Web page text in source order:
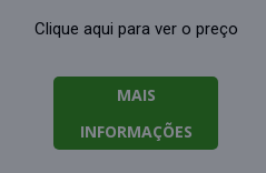
Clique aqui para ver o preço
MAIS
INFORMAÇÕES